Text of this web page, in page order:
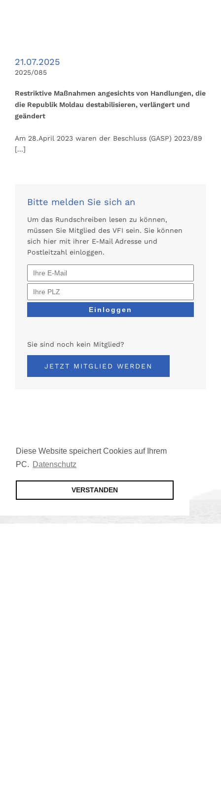
Diese Website speichert Cookies auf Ihrem
PC. Datenschutz
VERSTANDEN
21.07.2025
2025/085
Restriktive Maßnahmen angesichts von Handlungen, die
die Republik Moldau destabilisieren, verlängert und
geändert
Am 28.April 2023 waren der Beschluss (GASP) 2023/89
[...]
Bitte melden Sie sich an
Um das Rundschreiben lesen zu können,
müssen Sie Mitglied des VFI sein. Sie können
sich hier mit ihrer E-Mail Adresse und
Postleitzahl einloggen.
Sie sind noch kein Mitglied?
JETZT MITGLIED WERDEN